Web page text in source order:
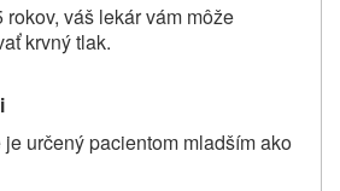
váš lekár vám môže
krvný tlak.
určený pacientom mladším ako